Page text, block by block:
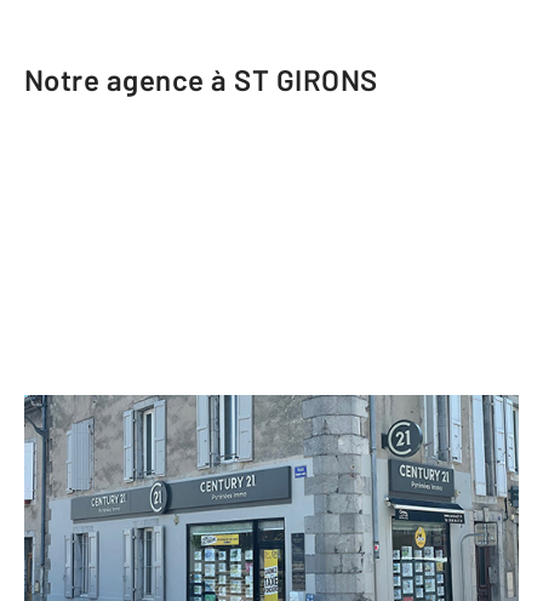
Notre agence à ST GIRONS
CENTURY 21 Pyrénées Immo
9 rue Villefranche
ST GIRONS - 09200
Envoyer un message